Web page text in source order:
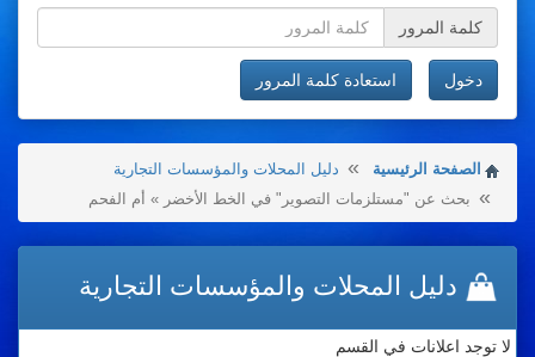
كلمة المرور
دخول استعادة كلمة المرور
الصفحة الرئيسية
دليل المحلات والمؤسسات التجارية
بحث عن "مستلزمات التصوير" في الخط الأخضر » أم الفحم
دليل المحلات والمؤسسات التجارية
لا توجد اعلانات في القسم